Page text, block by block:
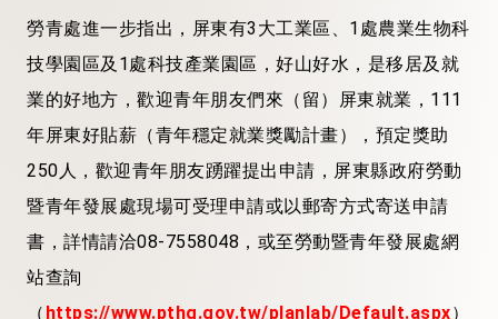
勞青處進一步指出，屏東有3大工業區、1處農業生物科
技學園區及1處科技產業園區，好山好水，是移居及就
業的好地方，歡迎青年朋友們來（留）屏東就業，111
年屏東好貼薪（青年穩定就業獎勵計畫），預定獎助
250人，歡迎青年朋友踴躍提出申請，屏東縣政府勞動
暨青年發展處現場可受理申請或以郵寄方式寄送申請
書，詳情請洽08-7558048，或至勞動暨青年發展處網
站查詢
（ https://www.pthg.gov.tw/planlab/Default.aspx）